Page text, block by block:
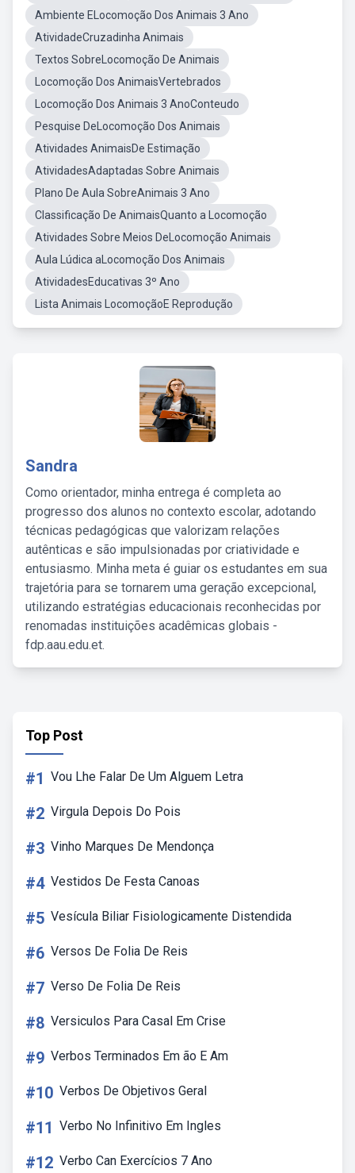
Ambiente ELocomoção Dos Animais 3 Ano
AtividadeCruzadinha Animais
Textos SobreLocomoção De Animais
Locomoção Dos AnimaisVertebrados
Locomoção Dos Animais 3 AnoConteudo
Pesquise DeLocomoção Dos Animais
Atividades AnimaisDe Estimação
AtividadesAdaptadas Sobre Animais
Plano De Aula SobreAnimais 3 Ano
Classificação De AnimaisQuanto a Locomoção
Atividades Sobre Meios DeLocomoção Animais
Aula Lúdica aLocomoção Dos Animais
AtividadesEducativas 3º Ano
Lista Animais LocomoçãoE Reprodução
Sandra
Como orientador, minha entrega é completa ao
progresso dos alunos no contexto escolar, adotando
técnicas pedagógicas que valorizam relações
autênticas e são impulsionadas por criatividade e
entusiasmo. Minha meta é guiar os estudantes em sua
trajetória para se tornarem uma geração excepcional,
utilizando estratégias educacionais reconhecidas por
renomadas instituições acadêmicas globais -
fdp.aau.edu.et.
Top Post
#1 Vou Lhe Falar De Um Alguem Letra
#2 Virgula Depois Do Pois
#3 Vinho Marques De Mendonça
#4 Vestidos De Festa Canoas
#5 Vesícula Biliar Fisiologicamente Distendida
#6 Versos De Folia De Reis
#7 Verso De Folia De Reis
#8 Versiculos Para Casal Em Crise
#9 Verbos Terminados Em ão E Am
#10 Verbos De Objetivos Geral
#11 Verbo No Infinitivo Em Ingles
#12 Verbo Can Exercícios 7 Ano